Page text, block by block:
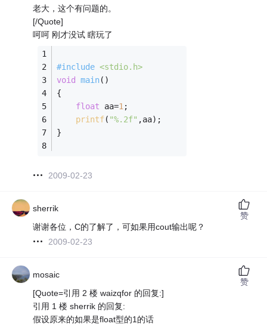
老大，这个有问题的。
[/Quote]
呵呵 刚才没试 瞎玩了
#include <stdio.h>
void main()
{
float aa=1 ;
printf( "%.2f" ,aa);
}
2009-02-23
sherrik
谢谢各位，C的了解了，可如果用cout输出呢？
2009-02-23
赞
mosaic
[Quote=引用 2 楼 waizqfor 的回复:]
引用 1 楼 sherrik 的回复:
假设原来的如果是float型的1的话
赞